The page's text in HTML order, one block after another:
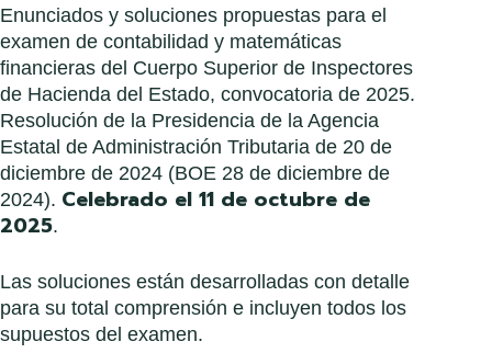
Enunciados y soluciones propuestas para el
examen de contabilidad y matemáticas
financieras del Cuerpo Superior de Inspectores
de Hacienda del Estado, convocatoria de 2025.
Resolución de la Presidencia de la Agencia
Estatal de Administración Tributaria de 20 de
diciembre de 2024 (BOE 28 de diciembre de
2024). Celebrado el 11 de octubre de
2025.
Las soluciones están desarrolladas con detalle
para su total comprensión e incluyen todos los
supuestos del examen.